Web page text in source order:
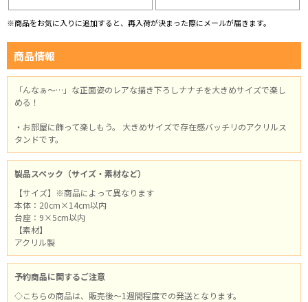
※商品をお気に入りに追加すると、再入荷が決まった際にメールが届きます。
商品情報
「んなぁ～…」な正面姿のレアな描き下ろしナナチを大きめサイズで楽し
める！
・お部屋に飾って楽しもう。 大きめサイズで存在感バッチリのアクリルス
タンドです。
製品スペック（サイズ・素材など）
【サイズ】※商品によって異なります
本体：20cm×14cm以内
台座：9×5cm以内
【素材】
アクリル製
予約商品に関するご注意
◇こちらの商品は、販売後～1週間程度での発送となります。